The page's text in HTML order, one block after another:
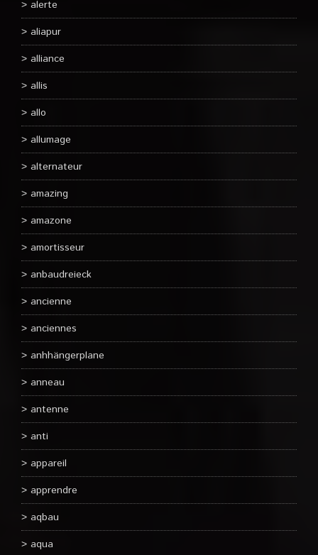
alerte
aliapur
alliance
allis
allo
allumage
alternateur
amazing
amazone
amortisseur
anbaudreieck
ancienne
anciennes
anhhängerplane
anneau
antenne
anti
appareil
apprendre
aqbau
aqua